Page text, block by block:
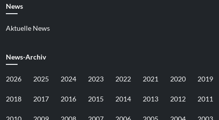
News
Aktuelle News
News-Archiv
2026 2025 2024 2023 2022 2021 2020 2019
2018 2017 2016 2015 2014 2013 2012 2011